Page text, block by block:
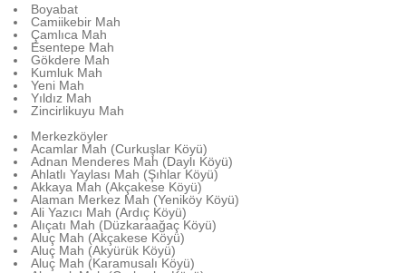
Boyabat
Camiikebir Mah
Çamlıca Mah
Esentepe Mah
Gökdere Mah
Kumluk Mah
Yeni Mah
Yıldız Mah
Zincirlikuyu Mah
Merkezköyler
Acamlar Mah (Curkuşlar Köyü)
Adnan Menderes Mah (Daylı Köyü)
Ahlatlı Yaylası Mah (Şıhlar Köyü)
Akkaya Mah (Akçakese Köyü)
Alaman Merkez Mah (Yeniköy Köyü)
Ali Yazıcı Mah (Ardıç Köyü)
Alıçatı Mah (Düzkaraağaç Köyü)
Aluç Mah (Akçakese Köyü)
Aluç Mah (Akyürük Köyü)
Aluç Mah (Karamusalı Köyü)